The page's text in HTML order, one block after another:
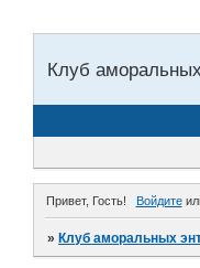
Клуб
Привет, Гость! Войдите
»Клуб аморальных